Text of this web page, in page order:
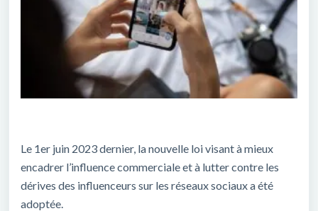
Le 1er juin 2023 dernier, la nouvelle loi visant à mieux
encadrer l’influence commerciale et à lutter contre les
dérives des influenceurs sur les réseaux sociaux a été
adoptée.